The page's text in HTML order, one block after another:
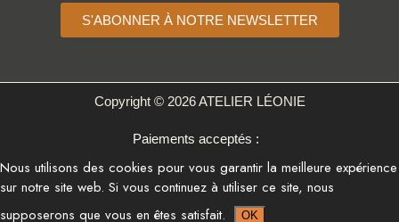
S'ABONNER À NOTRE NEWSLETTER
Copyright © 2026 ATELIER LÉONIE
Paiements acceptés :
Nous utilisons des cookies pour vous garantir la meilleure expérience
sur notre site web. Si vous continuez à utiliser ce site, nous
supposerons que vous en êtes satisfait.
OK